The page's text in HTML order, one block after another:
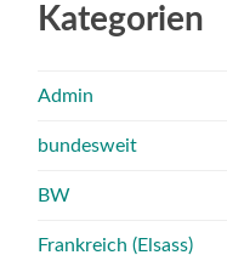
Kategorien
Admin
bundesweit
BW
Frankreich (Elsass)